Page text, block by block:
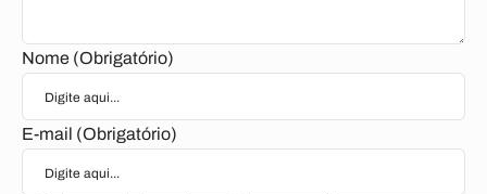
Nome (Obrigatório)
E-mail (Obrigatório)